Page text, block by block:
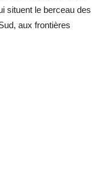
situent le berceau des
aux frontières